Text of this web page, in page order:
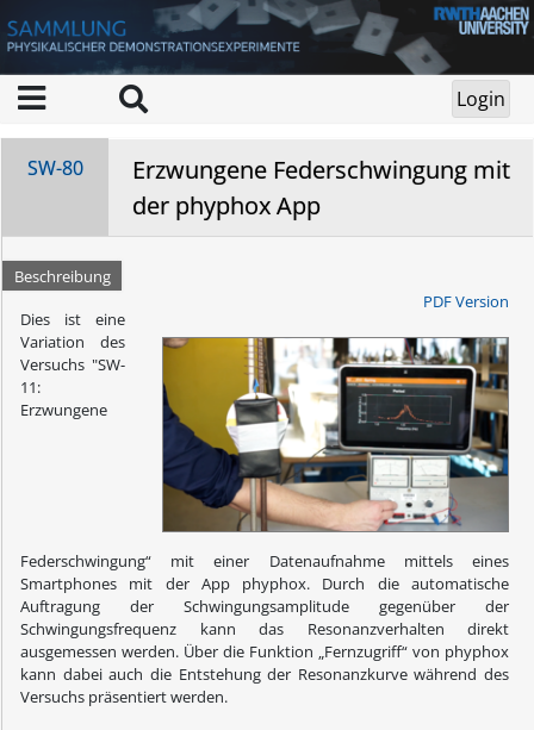
SW-80
Erzwungene Federschwingung mit
der phyphox App
Beschreibung
PDF Version
Dies ist eine
Variation des
Versuchs "SW-
11:
Erzwungene
Federschwingung“ mit einer Datenaufnahme mittels eines
Smartphones mit der App phyphox. Durch die automatische
Auftragung der Schwingungsamplitude gegenüber der
Schwingungsfrequenz kann das Resonanzverhalten direkt
ausgemessen werden. Über die Funktion „Fernzugriff“ von phyphox
kann dabei auch die Entstehung der Resonanzkurve während des
Versuchs präsentiert werden.